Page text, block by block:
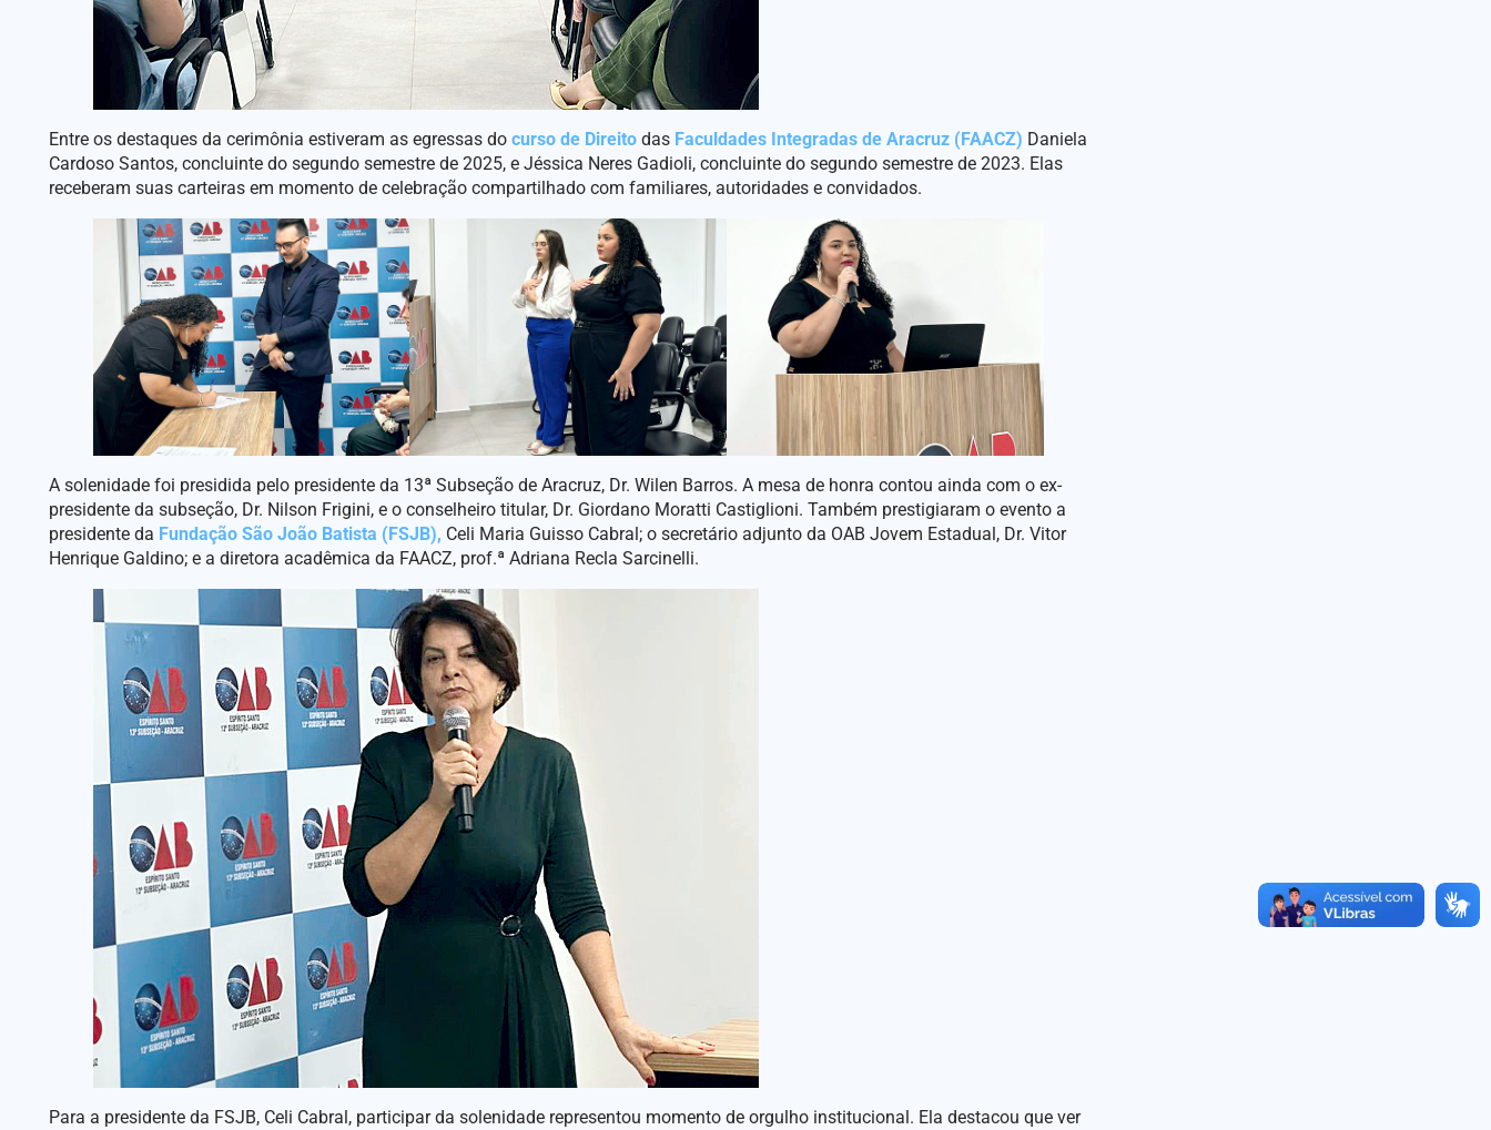
Entre os destaques da cerimônia estiveram as egressas do curso de Direitodas Faculdades Integradas de Aracruz (FAACZ) Daniela
Cardoso Santos, concluinte do segundo semestre de 2025, e Jéssica Neres Gadioli, concluinte do segundo semestre de 2023. Elas
receberam suas carteiras em momento de celebração compartilhado com familiares, autoridades e convidados.
A solenidade foi presidida pelo presidente da 13ª Subseção de Aracruz, Dr. Wilen Barros. A mesa de honra contou ainda com o ex-
presidente da subseção, Dr. Nilson Frigini, e o conselheiro titular, Dr. Giordano Moratti Castiglioni. Também prestigiaram o evento a
presidente da Fundação São João Batista (FSJB), Celi Maria Guisso Cabral; o secretário adjunto da OAB Jovem Estadual, Dr. Vitor
Henrique Galdino; e a diretora acadêmica da FAACZ, prof.ª Adriana Recla Sarcinelli.
Para a presidente da FSJB, Celi Cabral, participar da solenidade representou momento de orgulho institucional. Ela destacou que ver